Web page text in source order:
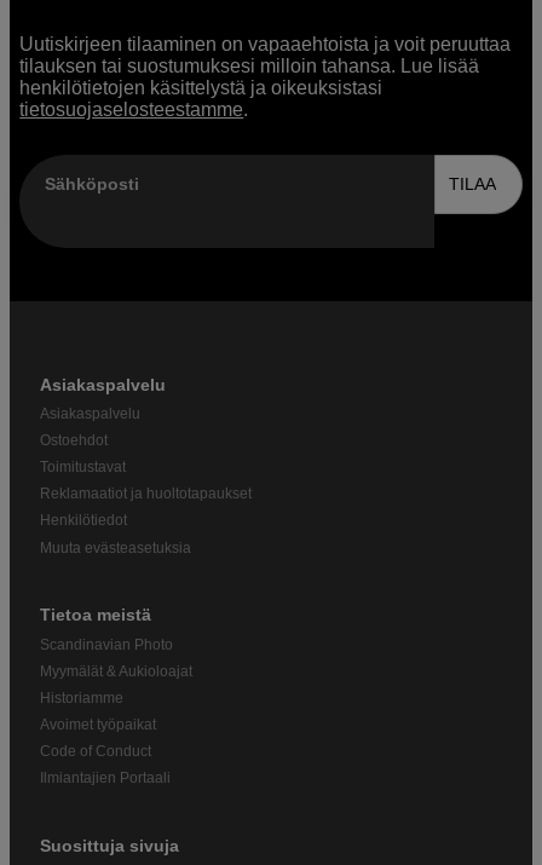
Uutiskirjeen tilaaminen on vapaaehtoista ja voit peruuttaa
tilauksen tai suostumuksesi milloin tahansa. Lue lisää
henkilötietojen käsittelystä ja oikeuksistasi
tietosuojaselosteestamme.
Sähköposti TILAA
Asiakaspalvelu
Asiakaspalvelu
Ostoehdot
Toimitustavat
Reklamaatiot ja huoltotapaukset
Henkilötiedot
Muuta evästeasetuksia
Tietoa meistä
Scandinavian Photo
Myymälät & Aukioloajat
Historiamme
Avoimet työpaikat
Code of Conduct
Ilmiantajien Portaali
Suosittuja sivuja